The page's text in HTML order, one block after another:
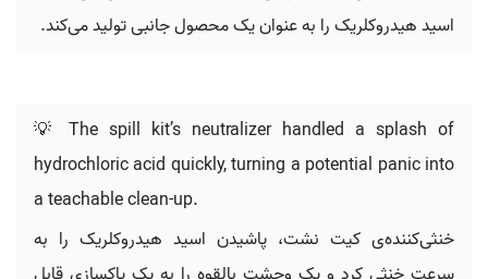
اسید هیدروکلریک را به عنوان یک محصول جانبی تولید می‌کند.
💡 The spill kit’s neutralizer handled a splash of
hydrochloric acid quickly, turning a potential panic into
a teachable clean-up.
خنثی‌کننده‌ی کیت نشت، پاشیدن اسید هیدروکلریک را به